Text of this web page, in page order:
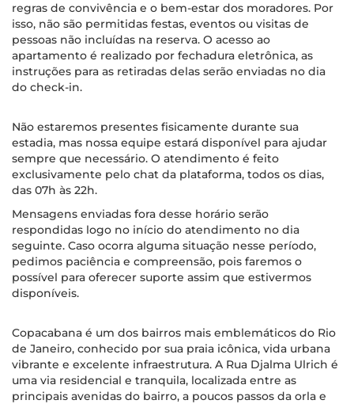
regras de convivência e o bem-estar dos moradores. Por
isso, não são permitidas festas, eventos ou visitas de
pessoas não incluídas na reserva. O acesso ao
apartamento é realizado por fechadura eletrônica, as
instruções para as retiradas delas serão enviadas no dia
do check-in.
Não estaremos presentes fisicamente durante sua
estadia, mas nossa equipe estará disponível para ajudar
sempre que necessário. O atendimento é feito
exclusivamente pelo chat da plataforma, todos os dias,
das 07h às 22h.
Mensagens enviadas fora desse horário serão
respondidas logo no início do atendimento no dia
seguinte. Caso ocorra alguma situação nesse período,
pedimos paciência e compreensão, pois faremos o
possível para oferecer suporte assim que estivermos
disponíveis.
Copacabana é um dos bairros mais emblemáticos do Rio
de Janeiro, conhecido por sua praia icônica, vida urbana
vibrante e excelente infraestrutura. A Rua Djalma Ulrich é
uma via residencial e tranquila, localizada entre as
principais avenidas do bairro, a poucos passos da orla e